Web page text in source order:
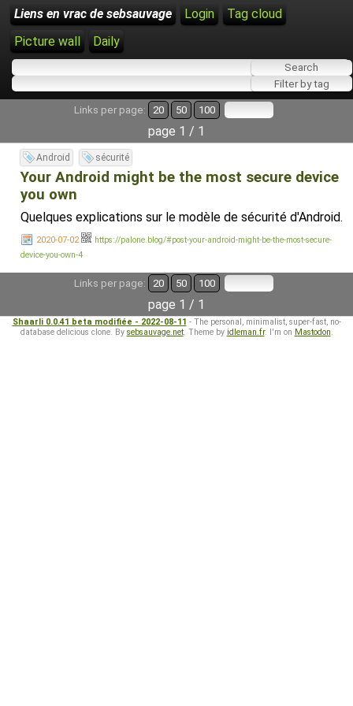
Liens en vrac de sebsauvage Login
Tag cloud
Picture wall
Daily
Links per page: 20 50 100
page 1 / 1
Android sécurité
Your Android might be the most secure device
you own
Quelques explications sur le modèle de sécurité d'Android.
2020-07-02
https://palone.blog/#post-your-android-might-be-the-most-secure-
device-you-own-4
Links per page: 20 50 100
page 1 / 1
Shaarli 0.0.41 beta modifiée - 2022-08-11 - The personal, minimalist, super-fast, no-
database delicious clone. By sebsauvage.net. Theme by idleman.fr. I'm on Mastodon.